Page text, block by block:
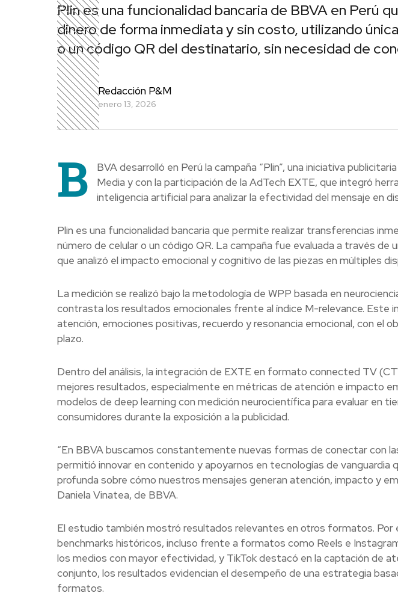
Plin es una funcionalidad bancaria de BBVA en Perú
dinero de forma inmediata y sin costo, utilizando
o un código QR del destinatario, sin necesidad de
Redacción P&M
enero 13, 2026
B
BVA desarrolló en Perú la campaña “Plin”, una iniciativa
Media y con la participación de la AdTech EXTE, que integró
inteligencia artificial para analizar la efectividad del mensaje en
Plin es una funcionalidad bancaria que permite realizar transferencias
número de celular o un código QR. La campaña fue evaluada a través de
que analizó el impacto emocional y cognitivo de las piezas en múltiples
La medición se realizó bajo la metodología de WPP basada en
contrasta los resultados emocionales frente al índice M-relevance. Este
atención, emociones positivas, recuerdo y resonancia emocional, con el
plazo.
Dentro del análisis, la integración de EXTE en formato connected TV
mejores resultados, especialmente en métricas de atención e impacto
modelos de deep learning con medición neurocientífica para evaluar en
consumidores durante la exposición a la publicidad.
“En BBVA buscamos constantemente nuevas formas de conectar con
permitió innovar en contenido y apoyarnos en tecnologías de vanguardia
profunda sobre cómo nuestros mensajes generan atención, impacto y
Daniela Vinatea, de BBVA.
El estudio también mostró resultados relevantes en otros formatos. Por
benchmarks históricos, incluso frente a formatos como Reels e
los medios con mayor efectividad, y TikTok destacó en la captación de
conjunto, los resultados evidencian el desempeño de una estrategia
formatos.